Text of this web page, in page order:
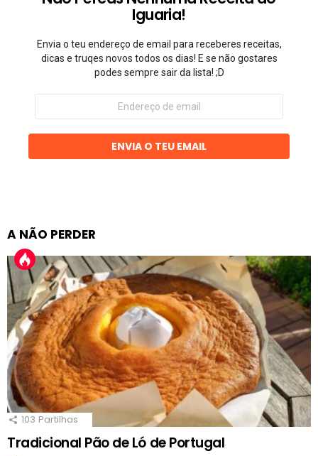
Iguaria!
Envia o teu endereço de email para receberes receitas,
dicas e truqes novos todos os dias! E se não gostares
podes sempre sair da lista! ;D
Endereço
email
ENVIA O TEU EMAIL
A NÃO PERDER
103 Partilhas
Tradicional Pão de Ló de Portugal